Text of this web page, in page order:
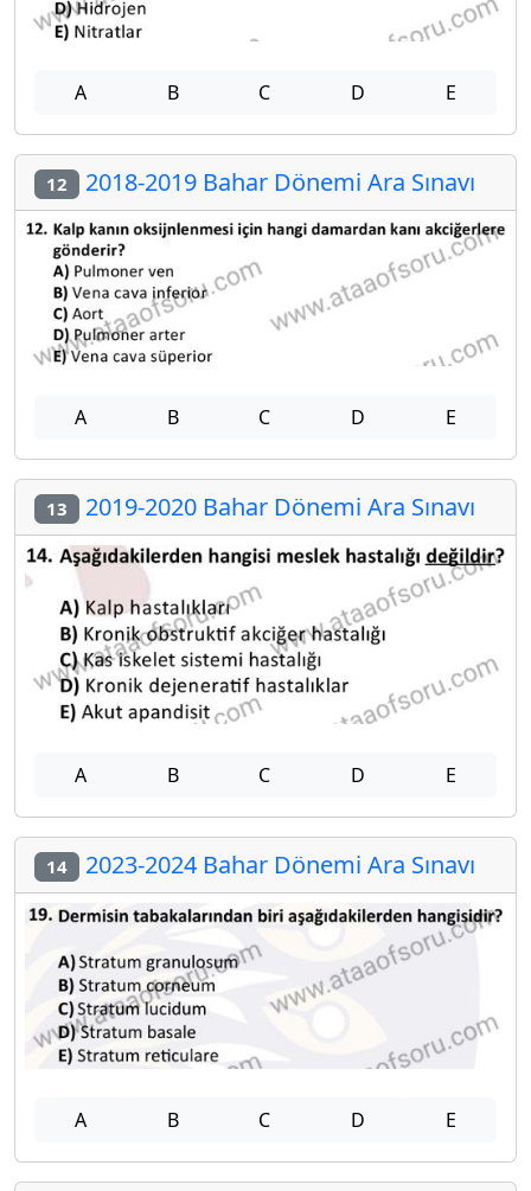
A B C D E
12 2018-2019 Bahar Dönemi Ara Sınavı
A B C D E
13 2019-2020 Bahar Dönemi Ara Sınavı
A B C D E
14 2023-2024 Bahar Dönemi Ara Sınavı
A B C D E